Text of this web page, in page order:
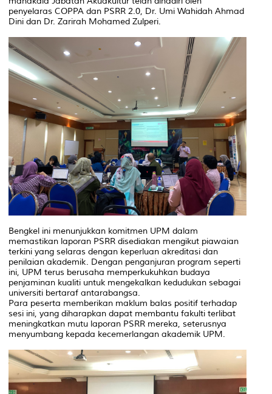
penyelaras COPPA dan PSRR 2.0, Dr. Umi Wahidah Ahmad
Dini dan Dr. Zarirah Mohamed Zulperi.
Bengkel ini menunjukkan komitmen UPM dalam
memastikan laporan PSRR disediakan mengikut piawaian
terkini yang selaras dengan keperluan akreditasi dan
penilaian akademik. Dengan penganjuran program seperti
ini, UPM terus berusaha memperkukuhkan budaya
penjaminan kualiti untuk mengekalkan kedudukan sebagai
universiti bertaraf antarabangsa.
Para peserta memberikan maklum balas positif terhadap
sesi ini, yang diharapkan dapat membantu fakulti terlibat
meningkatkan mutu laporan PSRR mereka, seterusnya
menyumbang kepada kecemerlangan akademik UPM.